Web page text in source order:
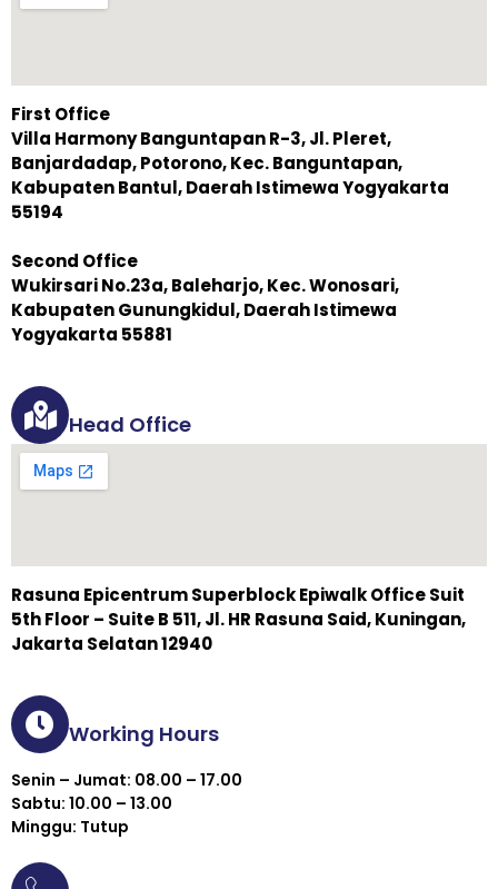
First Office
Villa Harmony Banguntapan R-3, Jl. Pleret,
Banjardadap, Potorono, Kec. Banguntapan,
Kabupaten Bantul, Daerah Istimewa Yogyakarta
55194
Second Office
Wukirsari No.23a, Baleharjo, Kec. Wonosari,
Kabupaten Gunungkidul, Daerah Istimewa
Yogyakarta 55881
Head Office
Rasuna Epicentrum Superblock Epiwalk Office Suit
5th Floor – Suite B 511, Jl. HR Rasuna Said, Kuningan,
Jakarta Selatan 12940
Working Hours
Senin – Jumat: 08.00 – 17.00
Sabtu: 10.00 – 13.00
Minggu: Tutup